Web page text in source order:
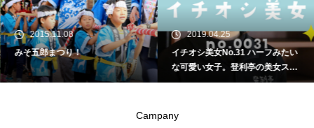
2015.11.08
みそ五郎まつり！
2019.04.25
イチオシ美女No.31 ハーフみたい
な可愛い女子。登利亭の美女スタ
ッフご紹介♪
Campany